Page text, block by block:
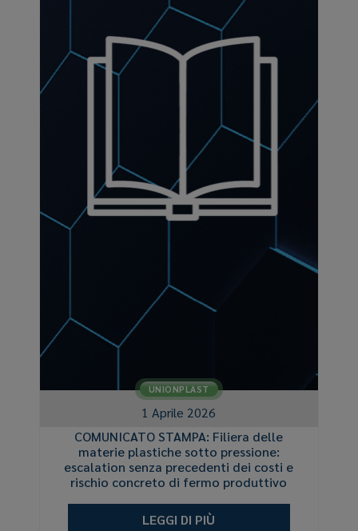
UNIONPLAST
1 Aprile 2026
COMUNICATO STAMPA: Filiera delle
materie plastiche sotto pressione:
escalation senza precedenti dei costi e
rischio concreto di fermo produttivo
LEGGI DI PIÙ